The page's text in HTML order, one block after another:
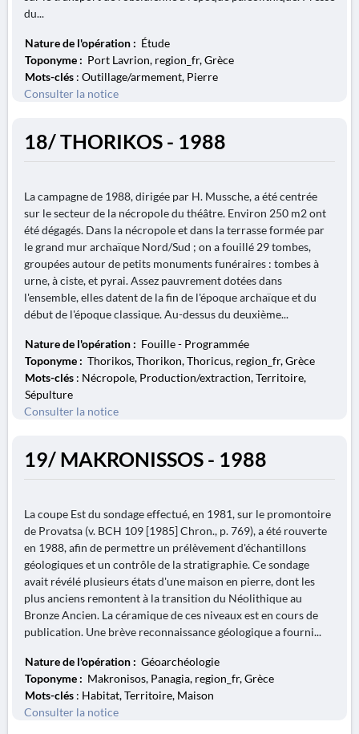
du...
Nature de l'opération : Étude
Toponyme : Port Lavrion, region_fr, Grèce
Mots-clés : Outillage/armement, Pierre
Consulter la notice
18/ THORIKOS - 1988
La campagne de 1988, dirigée par H. Mussche, a été centrée
sur le secteur de la nécropole du théâtre. Environ 250 m2 ont
été dégagés. Dans la nécropole et dans la terrasse formée par
le grand mur archaïque Nord/Sud ; on a fouillé 29 tombes,
groupées autour de petits monuments funéraires : tombes à
urne, à ciste, et pyrai. Assez pauvrement dotées dans
l'ensemble, elles datent de la fin de l'époque archaïque et du
début de l'époque classique. Au-dessus du deuxième...
Nature de l'opération : Fouille - Programmée
Toponyme : Thorikos, Thorikon, Thoricus, region_fr, Grèce
Mots-clés : Nécropole, Production/extraction, Territoire,
Sépulture
Consulter la notice
19/ MAKRONISSOS - 1988
La coupe Est du sondage effectué, en 1981, sur le promontoire
de Provatsa (v. BCH 109 [1985] Chron., p. 769), a été rouverte
en 1988, afin de permettre un prélèvement d'échantillons
géologiques et un contrôle de la stratigraphie. Ce sondage
avait révélé plusieurs états d'une maison en pierre, dont les
plus anciens remontent à la transition du Néolithique au
Bronze Ancien. La céramique de ces niveaux est en cours de
publication. Une brève reconnaissance géologique a fourni...
Nature de l'opération : Géoarchéologie
Toponyme : Makronisos, Panagia, region_fr, Grèce
Mots-clés : Habitat, Territoire, Maison
Consulter la notice